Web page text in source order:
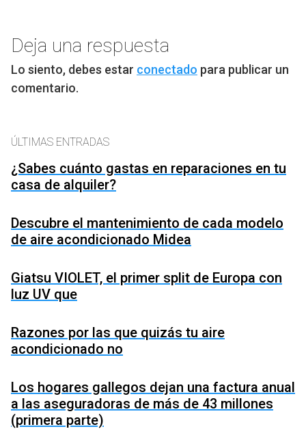
Deja una respuesta
Lo siento, debes estar conectado para publicar un
comentario.
ÚLTIMAS ENTRADAS
¿Sabes cuánto gastas en reparaciones en tu
casa de alquiler?
Descubre el mantenimiento de cada modelo
de aire acondicionado Midea
Giatsu VIOLET, el primer split de Europa con
luz UV que
Razones por las que quizás tu aire
acondicionado no
Los hogares gallegos dejan una factura anual
a las aseguradoras de más de 43 millones
(primera parte)